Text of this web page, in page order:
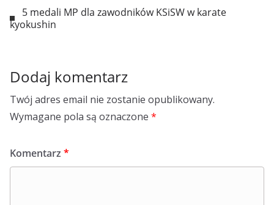
5 medali MP dla zawodników KSiSW w karate
kyokushin
Dodaj komentarz
Twój adres email nie zostanie opublikowany.
Wymagane pola są oznaczone *
Komentarz *